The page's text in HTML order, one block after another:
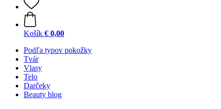
Košík € 0,00
Podľa typov pokožky
Tvár
Vlasy
Telo
Darčeky
Beauty blog